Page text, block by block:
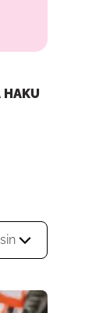
HAKU